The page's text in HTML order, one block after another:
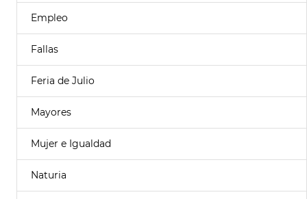
Empleo
Fallas
Feria de Julio
Mayores
Mujer e Igualdad
Naturia